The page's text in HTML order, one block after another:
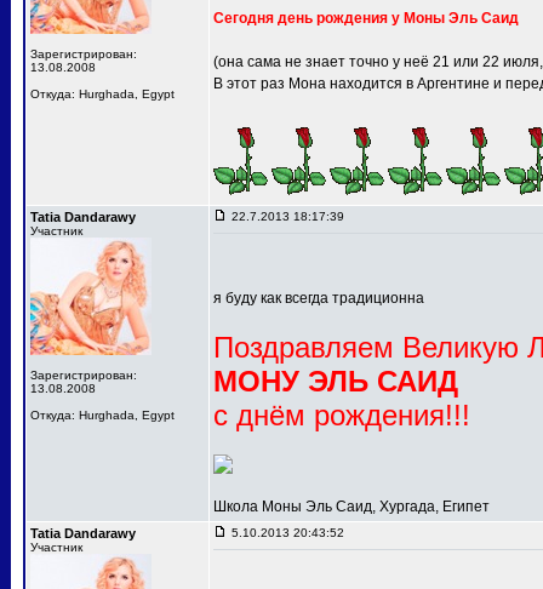
Зарегистрирован:
13.08.2008
Откуда: Hurghada, Egypt
Сегодня день рождения у Моны Эль Саид
(она сама не знает точно у неё 21 или 22
В этот раз Мона находится в Аргентине и
Tatia Dandarawy
Участник
Зарегистрирован:
13.08.2008
Откуда: Hurghada, Egypt
22.7.2013 18:17:39
я буду как всегда традиционна
Поздравляем Великую
МОНУ ЭЛЬ САИД
с днём рождения!!!
Школа Моны Эль Саид, Хургада, Египет
Tatia Dandarawy
Участник
5.10.2013 20:43:52